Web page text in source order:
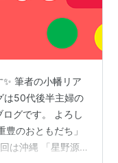
サウンドトラック
ルスターズ名義
月）
ドトラック
めき」Original
筆者の小幡リア
は50代後半主婦の
グです。 よろし
のおともだち」
は沖縄 「星野源